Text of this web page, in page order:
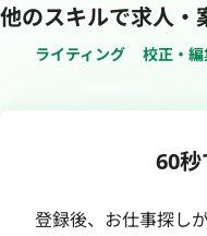
他のスキルで求人・
ライティング 校正・
60秒
登録後、お仕事探し